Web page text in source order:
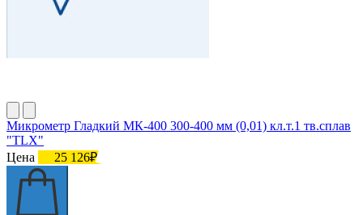
Микрометр Гладкий МК-400 300-400 мм (0,01) кл.т.1 тв.сплав
"TLX"
Цена
25 126₽